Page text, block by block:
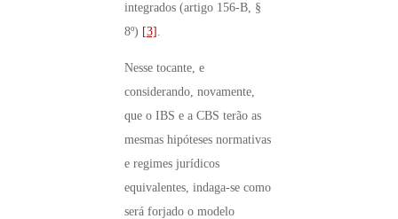
integrados (artigo 156-B, §
8º) [3] .
Nesse tocante, e
considerando, novamente,
que o IBS e a CBS terão as
mesmas hipóteses normativas
e regimes jurídicos
equivalentes, indaga-se como
será forjado o modelo